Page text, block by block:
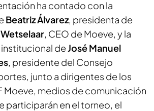
ha contado con la
Beatriz Álvarez, presidenta de
, CEO de Moeve, y la
deJosé Manuel
, presidente del Consejo
junto a dirigentes de los
Moeve, medios de comunicación
participarán en el torneo, el